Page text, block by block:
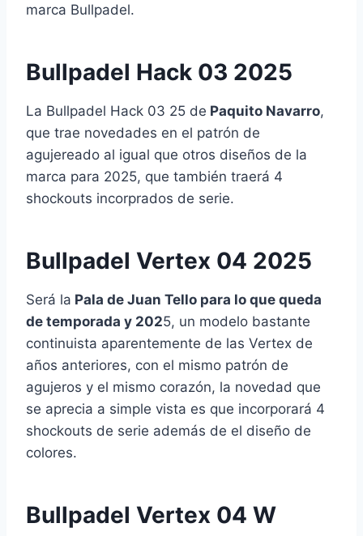
marca Bullpadel.
Bullpadel Hack 03 2025
La Bullpadel Hack 03 25 de Paquito Navarro,
que trae novedades en el patrón de
agujereado al igual que otros diseños de la
marca para 2025, que también traerá 4
shockouts incorprados de serie.
Bullpadel Vertex 04 2025
Será la Pala de Juan Tello para lo que queda
de temporada y 2025, un modelo bastante
continuista aparentemente de las Vertex de
años anteriores, con el mismo patrón de
agujeros y el mismo corazón, la novedad que
se aprecia a simple vista es que incorporará 4
shockouts de serie además de el diseño de
colores.
Bullpadel Vertex 04 W